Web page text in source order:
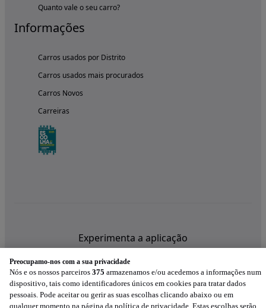
Quanto vale o seu carro?
Informações
Carros usados por Distrito
Carros usados mais procurados
Carros Novos
Carreiras
Experimenta a aplicação
Preocupamo-nos com a sua privacidade
Nós e os nossos parceiros 375 armazenamos e/ou acedemos a informações num
dispositivo, tais como identificadores únicos em cookies para tratar dados
pessoais. Pode aceitar ou gerir as suas escolhas clicando abaixo ou em
qualquer momento na página da política de privacidade. Estas escolhas serão